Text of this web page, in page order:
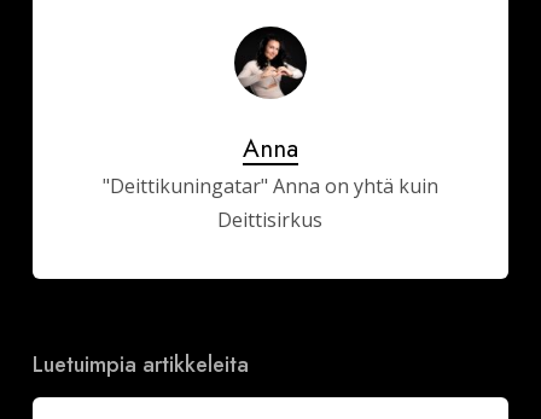
Anna
"Deittikuningatar" Anna on yhtä kuin
Deittisirkus
Luetuimpia artikkeleita